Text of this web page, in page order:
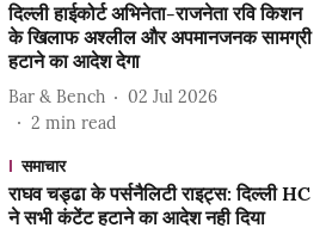
दिल्ली हाईकोर्ट अभिनेता-राजनेता रवि किशन
के खिलाफ अश्लील और अपमानजनक सामग्री
हटाने का आदेश देगा
Bar & Bench
02 Jul 2026
2 min read
समाचार
राघव चड्ढा के पर्सनैलिटी राइट्स: दिल्ली HC
ने सभी कंटेंट हटाने का आदेश नही दिया